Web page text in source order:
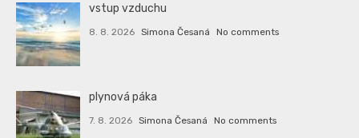
vstup vzduchu
8. 8. 2026 Simona Česaná No comments
plynová páka
7. 8. 2026 Simona Česaná No comments